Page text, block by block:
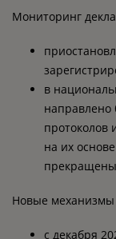
Мониторинг
в
направлено
на их
Новые механизмы
с декабря